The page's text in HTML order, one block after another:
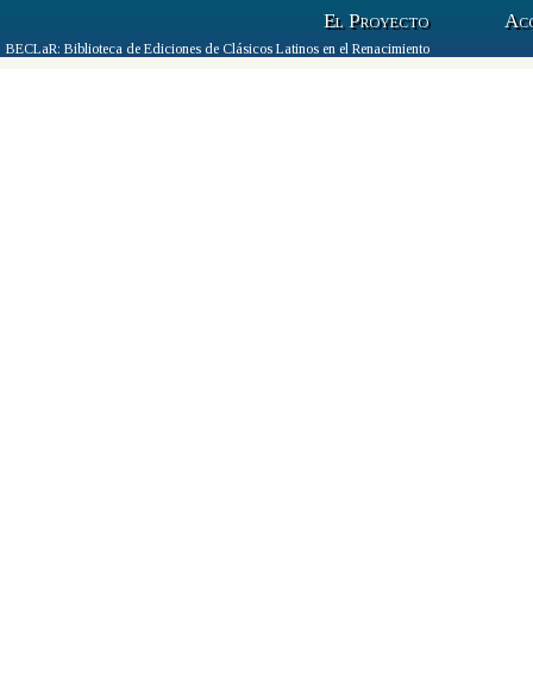
El Proyecto
BECLaR: Biblioteca de Ediciones de Clásicos Latinos en el Renacimiento